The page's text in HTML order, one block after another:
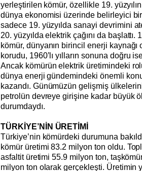
yerleştirilen kömür, özellikle 19.
dünya ekonomisi üzerinde belirleyici bir
sadece 19. yüzyılda sanayi devrimini
20. yüzyılda elektrik çağını da başlattı.
kömür, dünyanın birincil enerji kaynağı
korudu, 1960’lı yılların sonuna doğru
Ancak kömürün elektrik üretimindeki
dünya enerji gündemindeki önemli
kazandı. Günümüzün gelişmiş
petrolün devreye girişine kadar büyük
durumdaydı.
TÜRKİYE’NİN ÜRETİMİ
Türkiye’nin kömürdeki durumuna
kömür üretimi 83.2 milyon ton oldu.
asfaltit üretimi 55.9 milyon ton,
milyon ton olarak gerçekleşti. Üretimin